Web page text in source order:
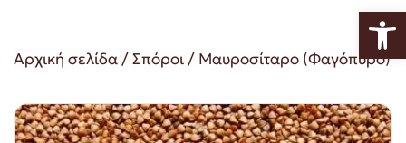
Αρχική σελίδα/Σπόροι/ Μαυροσίταρο (Φαγόπυρο)